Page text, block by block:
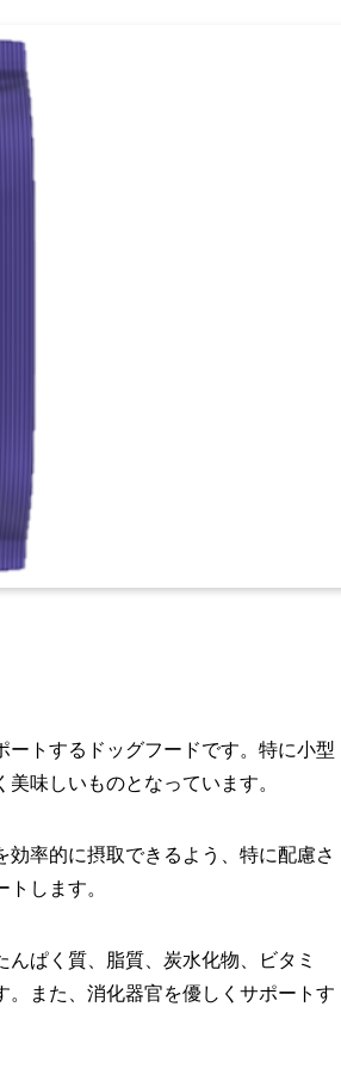
トするドッグフードです。特に小型
味しいものとなっています。
率的に摂取できるよう、特に配慮さ
します。
ぱく質、脂質、炭水化物、ビタミ
また、消化器官を優しくサポートす